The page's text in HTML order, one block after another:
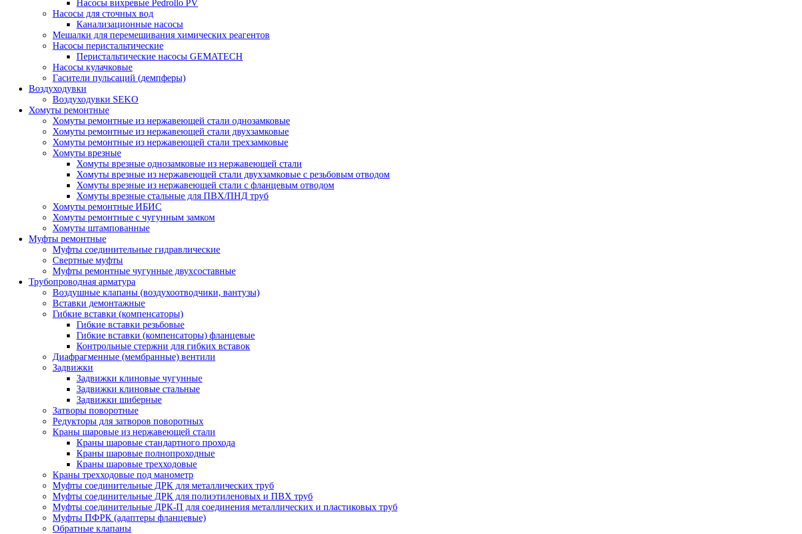
Насосы вихревые Pedrollo PV
Насосы для сточных вод
Канализационные насосы
Мешалки для перемешивания химических реагентов
Насосы перистальтические
Перистальтические насосы GEMATECH
Насосы кулачковые
Гасители пульсаций (демпферы)
Воздуходувки
Воздуходувки SEKO
Хомуты ремонтные
Хомуты ремонтные из нержавеющей стали однозамковые
Хомуты ремонтные из нержавеющей стали двухзамковые
Хомуты ремонтные из нержавеющей стали трехзамковые
Хомуты врезные
Хомуты врезные однозамковые из нержавеющей стали
Хомуты врезные из нержавеющей стали двухзамковые с резьбовым отводом
Хомуты врезные из нержавеющей стали с фланцевым отводом
Хомуты врезные стальные для ПВХ/ПНД труб
Хомуты ремонтные ИБИС
Хомуты ремонтные с чугунным замком
Хомуты штампованные
Муфты ремонтные
Муфты соединительные гидравлические
Свертные муфты
Муфты ремонтные чугунные двухсоставные
Трубопроводная арматура
Воздушные клапаны (воздухоотводчики, вантузы)
Вставки демонтажные
Гибкие вставки (компенсаторы)
Гибкие вставки резьбовые
Гибкие вставки (компенсаторы) фланцевые
Контрольные стержни для гибких вставок
Диафрагменные (мембранные) вентили
Задвижки
Задвижки клиновые чугунные
Задвижки клиновые стальные
Задвижки шиберные
Затворы поворотные
Редукторы для затворов поворотных
Краны шаровые из нержавеющей стали
Краны шаровые стандартного прохода
Краны шаровые полнопроходные
Краны шаровые трехходовые
Краны трехходовые под манометр
Муфты соединительные ДРК для металлических труб
Муфты соединительные ДРК для полиэтиленовых и ПВХ труб
Муфты соединительные ДРК-П для соединения металлических и пластиковых труб
Муфты ПФРК (адаптеры фланцевые)
Обратные клапаны